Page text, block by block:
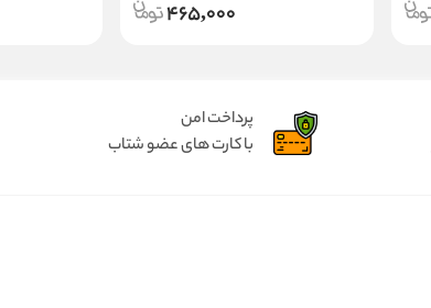
465,000
پرداخت امن
با کارت های عضو شتاب